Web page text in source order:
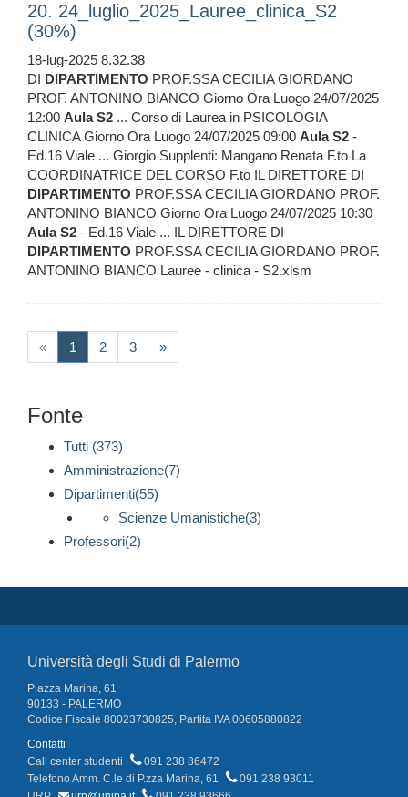
20. 24_luglio_2025_Lauree_clinica_S2
(30%)
18-lug-2025 8.32.38
DI DIPARTIMENTO PROF.SSA CECILIA GIORDANO
PROF. ANTONINO BIANCO Giorno Ora Luogo 24/07/2025
12:00 Aula S2 ... Corso di Laurea in PSICOLOGIA
CLINICA Giorno Ora Luogo 24/07/2025 09:00 Aula S2 -
Ed.16 Viale ... Giorgio Supplenti: Mangano Renata F.to La
COORDINATRICE DEL CORSO F.to IL DIRETTORE DI
DIPARTIMENTO PROF.SSA CECILIA GIORDANO PROF.
ANTONINO BIANCO Giorno Ora Luogo 24/07/2025 10:30
Aula S2 - Ed.16 Viale ... IL DIRETTORE DI
DIPARTIMENTO PROF.SSA CECILIA GIORDANO PROF.
ANTONINO BIANCO Lauree - clinica - S2.xlsm
« 1 (current)
2 3 »
Fonte
Tutti (373)
Amministrazione(7)
Dipartimenti(55)
Scienze Umanistiche(3)
Professori(2)
Università degli Studi di Palermo
Piazza Marina, 61
90133 - PALERMO
Codice Fiscale 80023730825, Partita IVA 00605880822
Contatti
Call center studenti
091 238 86472
Telefono Amm. C.le di P.zza Marina, 61
091 238 93011